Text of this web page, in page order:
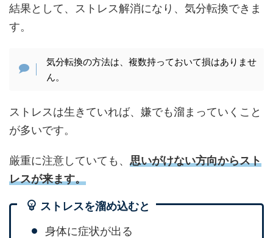
結果として、ストレス解消になり、気分転換できま
す。
気分転換の方法は、複数持っておいて損はありませ
ん。
ストレスは生きていれば、嫌でも溜まっていくこと
が多いです。
厳重に注意していても、 思いがけない方向からスト
レスが来ます。
ストレスを溜め込むと
身体に症状が出る